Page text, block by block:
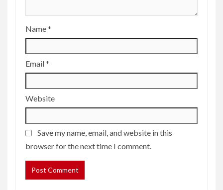
Name*
Email*
Website
Save my name, email, and website in this
browser for the next time I comment.